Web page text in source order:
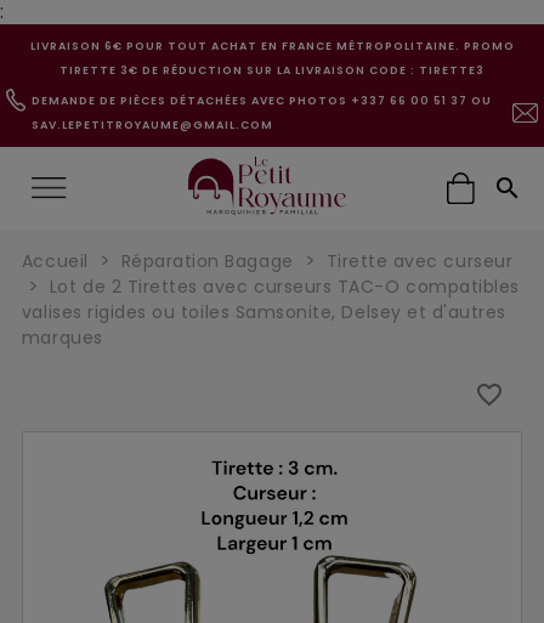
:
LIVRAISON 6€ POUR TOUT ACHAT EN FRANCE MÉTROPOLITAINE. PROMO
TIRETTE 3€ DE RÉDUCTION SUR LA LIVRAISON CODE : TIRETTE3
DEMANDE DE PIÈCES DÉTACHÉES AVEC PHOTOS +337 66 00 51 37 OU
SAV.LEPETITROYAUME@GMAIL.COM

Accueil Réparation Bagage
Tirette avec curseur
Lot de 2 Tirettes avec curseurs TAC-O compatibles
valises rigides ou toiles Samsonite, Delsey et d'autres
marques
favorite_border